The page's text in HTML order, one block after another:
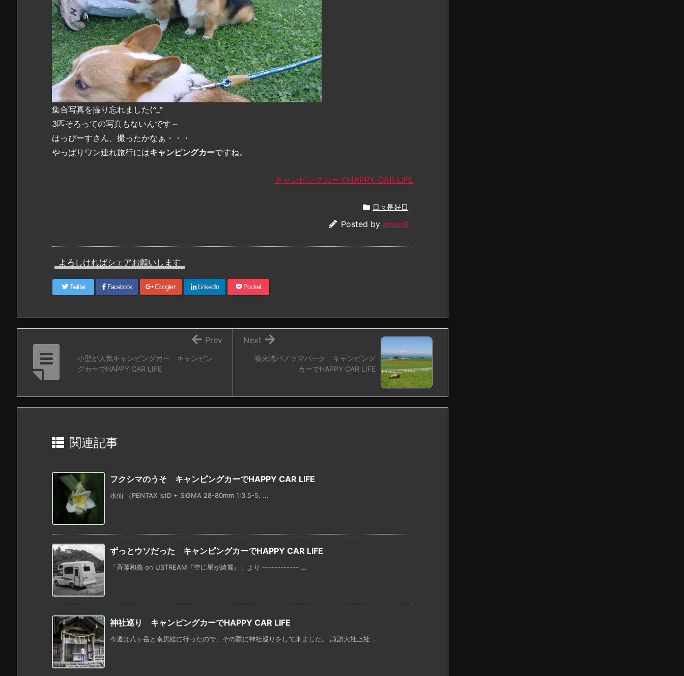
集合写真を撮り忘れました(^_^ゞ
3匹そろっての写真もないんです～
はっぴーすさん、撮ったかなぁ・・・
やっばりワン連れ旅行にはキャンピングカーですね。
キャンピングカーでHAPPY CAR LIFE
日々是好日
Posted by azwin8
よろしければシェアお願いします
Twitter Facebook Google+ LinkedIn Pocket
噴火湾パノラマパーク キャンピング
カーでHAPPY CAR LIFE
Next
小型が人気キャンピングカー キャンピン
グカーでHAPPY CAR LIFE
Prev
関連記事
フクシマのうそ キャンピングカーでHAPPY CAR LIFE
水仙 （PENTAX istD + SIGMA 28-80mm 1:3.5-5. ...
ずっとウソだった キャンピングカーでHAPPY CAR LIFE
「斉藤和義 on USTREAM『空に星が綺麗』」より ------------ ...
神社巡り キャンピングカーでHAPPY CAR LIFE
今週は八ヶ岳と南房総に行ったので、その際に神社巡りをして来ました。 諏訪大社上社 ...